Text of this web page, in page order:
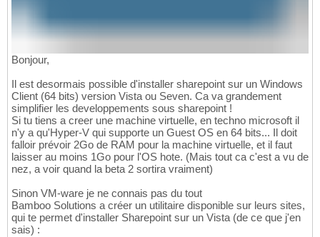
Bonjour,
Il est desormais possible d'installer sharepoint sur un Windows
Client (64 bits) version Vista ou Seven. Ca va grandement
simplifier les developpements sous sharepoint !
Si tu tiens a creer une machine virtuelle, en techno microsoft il
n'y a qu'Hyper-V qui supporte un Guest OS en 64 bits... Il doit
falloir prévoir 2Go de RAM pour la machine virtuelle, et il faut
laisser au moins 1Go pour l'OS hote. (Mais tout ca c'est a vu de
nez, a voir quand la beta 2 sortira vraiment)
Sinon VM-ware je ne connais pas du tout
Bamboo Solutions a créer un utilitaire disponible sur leurs sites,
qui te permet d'installer Sharepoint sur un Vista (de ce que j'en
sais) :